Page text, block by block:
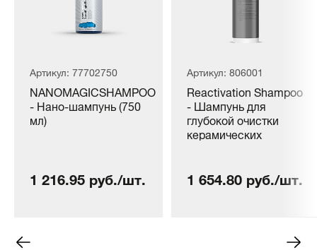
Артикул: 77702750
NANOMAGICSHAMPOO
- Нано-шампунь (750
мл)
1 216.95 руб./шт.
Артикул: 806001
Reactivation Shampoo
- Шампунь для
глубокой очистки
керамических
защитных покрытий (1
1 654.80 руб./шт.